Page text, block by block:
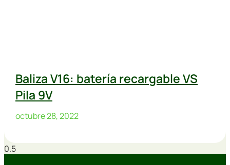
Baliza V16: batería recargable VS
Pila 9V
octubre 28, 2022